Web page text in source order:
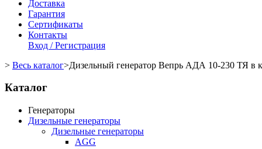
Доставка
Гарантия
Сертификаты
Контакты
Вход / Регистрация
> Весь каталог>Дизельный генератор Вепрь АДА 10-230 ТЯ в
Каталог
Генераторы
Дизельные генераторы
Дизельные генераторы
AGG